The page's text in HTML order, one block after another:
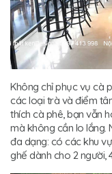
Không chỉ phục vụ cà
các loại trà và điểm
thích cà phê, bạn vẫn
mà không cần lo lắng.
đa dạng: có các khu
ghế dành cho 2 người,